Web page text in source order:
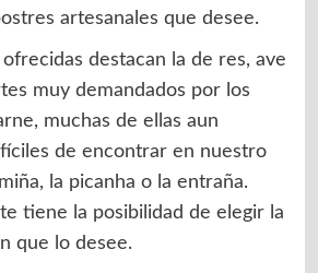
artesanales que desee.
destacan la de res, ave
muy demandados por los
muchas de ellas aun
de encontrar en nuestro
la picanha o la entraña.
tiene la posibilidad de elegir la
que lo desee.